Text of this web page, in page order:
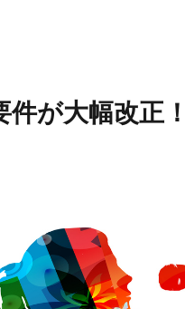
件が大幅改正